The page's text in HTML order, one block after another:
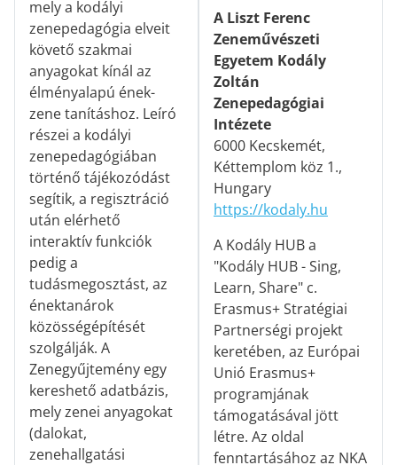
mely a kodályi
zenepedagógia elveit
követő szakmai
anyagokat kínál az
élményalapú ének-
zene tanításhoz. Leíró
részei a kodályi
zenepedagógiában
történő tájékozódást
segítik, a regisztráció
után elérhető
interaktív funkciók
pedig a
tudásmegosztást, az
énektanárok
közösségépítését
szolgálják. A
Zenegyűjtemény egy
kereshető adatbázis,
mely zenei anyagokat
(dalokat,
zenehallgatási
A Liszt Ferenc
Zeneművészeti
Egyetem Kodály
Zoltán
Zenepedagógiai
Intézete
6000 Kecskemét,
Kéttemplom köz 1.,
Hungary
https://kodaly.hu
A Kodály HUB a
"Kodály HUB - Sing,
Learn, Share" c.
Erasmus+ Stratégiai
Partnerségi projekt
keretében, az Európai
Unió Erasmus+
programjának
támogatásával jött
létre. Az oldal
fenntartásához az NKA